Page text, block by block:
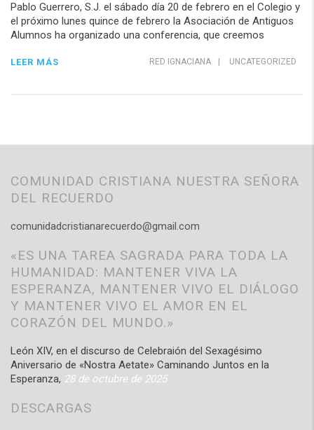
Pablo Guerrero, S.J. el sábado día 20 de febrero en el Colegio y
el próximo lunes quince de febrero la Asociación de Antiguos
Alumnos ha organizado una conferencia, que creemos
RED IGNACIANA UNCATEGORIZED
LEER MÁS
COMUNIDAD CRISTIANA NUESTRA SEÑORA
DEL RECUERDO
comunidadcristianarecuerdo@gmail.com
«ES UNA TAREA SAGRADA PARA TODA LA
HUMANIDAD: MANTENER VIVA LA
ESPERANZA, MANTENER VIVO EL DIÁLOGO
Y MANTENER VIVO EL AMOR EN EL
CORAZÓN DEL MUNDO.»
León XIV, en el discurso de Celebraión del Sexagésimo
Aniversario de «Nostra Aetate» Caminando Juntos en la
Esperanza, 28 de octubre de 2025
DESCARGAS